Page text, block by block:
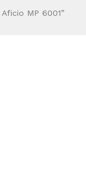
MP 6001”